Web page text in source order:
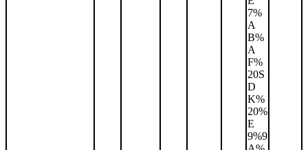
7%
A
B%
A
F%
20S
D
K%
20%
E
9%9